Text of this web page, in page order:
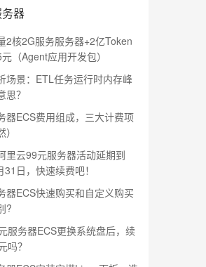
器
2核2G服务服务器+2亿Token
（Agent应用开发包）
场景：ETL任务运行时内存峰
思？
器ECS费用组成，三大计费项
里云99元服务器活动延期到
日，快速续费吧！
器ECS快速购买和自定义购买
?
服务器ECS更换系统盘后，续
吗？